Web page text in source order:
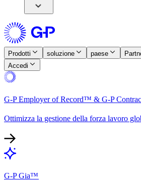
Prodotti​​ soluzione​​ paese​​
Accedi​​
G-P Employer of Record™ & G-P
Ottimizza la gestione della forza lavoro
G-P Gia™​​